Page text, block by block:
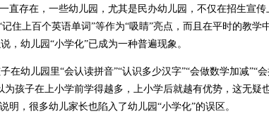
存在，一些幼儿园，尤其是民办幼儿园，不仅在招生宣传
记住上百个英语单词”等作为“吸睛”亮点，而且在平时的教学
，幼儿园“小学化”已成为一种普遍现象。
幼儿园里“会认读拼音”“认识多少汉字”“会做数学加减”“
为孩子在上小学前学得越多，上小学后就越有优势，这无疑
明，很多幼儿家长也陷入了幼儿园“小学化”的误区。